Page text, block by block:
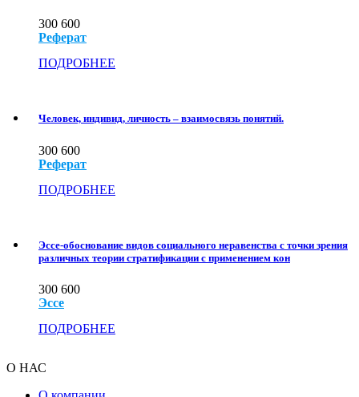
300 600
Реферат
ПОДРОБНЕЕ
Человек, индивид, личность – взаимосвязь понятий.
300 600
Реферат
ПОДРОБНЕЕ
Эссе-обоснование видов социального неравенства с точки зрения
различных теории стратификации с применением кон
300 600
Эссе
ПОДРОБНЕЕ
О НАС